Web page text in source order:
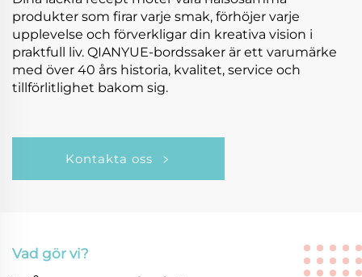
produkter som firar varje smak, förhöjer varje
upplevelse och förverkligar din kreativa vision i
praktfull liv. QIANYUE-bordssaker är ett varumärke
med över 40 års historia, kvalitet, service och
tillförlitlighet bakom sig.
Kontakta oss
Vad gör vi?